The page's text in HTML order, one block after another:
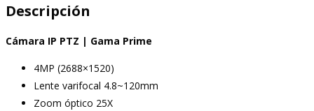
Descripción
Cámara IP PTZ | Gama Prime
4MP (2688×1520)
Lente varifocal 4.8~120mm
Zoom óptico 25X